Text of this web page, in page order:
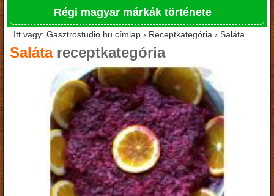
Régi magyar márkák története
Itt vagy: Gasztrostudio.hu címlap › Receptkategória › Saláta
Salátareceptkategória